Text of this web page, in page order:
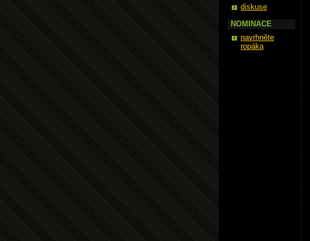
diskuse
NOMINACE
navrhněte
ropáka